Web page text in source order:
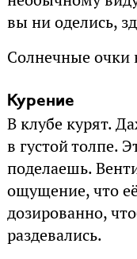
вы ни оделись,
Солнечные очки
Курение
В клубе курят.
в густой толпе.
поделаешь.
ощущение, что
дозированно,
раздевались.